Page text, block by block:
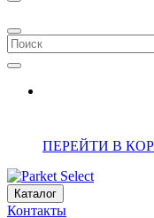
ПЕРЕЙТИ В
Каталог
Контакты